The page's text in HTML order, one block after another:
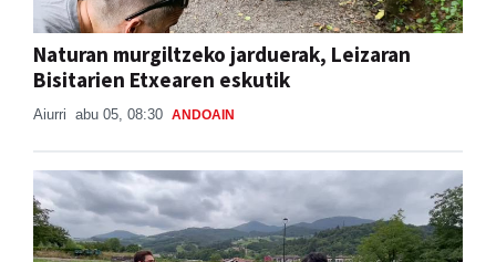
Naturan murgiltzeko jarduerak, Leizaran
Bisitarien Etxearen eskutik
Aiurri abu 05, 08:30 ANDOAIN